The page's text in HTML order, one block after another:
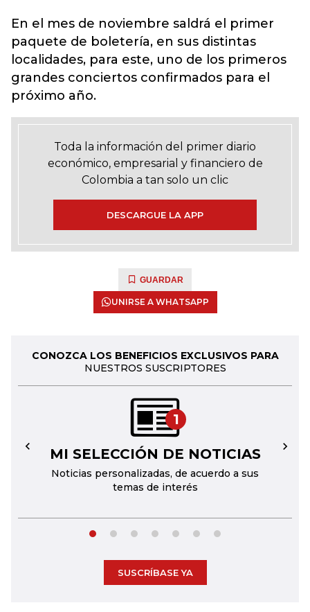
En el mes de noviembre saldrá el primer
paquete de boletería, en sus distintas
localidades, para este, uno de los primeros
grandes conciertos confirmados para el
próximo año.
Toda la información del primer diario
económico, empresarial y financiero de
Colombia a tan solo un clic
DESCARGUE LA APP
GUARDAR
UNIRSE A WHATSAPP
CONOZCA LOS BENEFICIOS EXCLUSIVOS PARA
NUESTROS SUSCRIPTORES
1
MI SELECCIÓN DE NOTICIAS
Noticias personalizadas, de acuerdo a sus
temas de interés
← →
SUSCRÍBASE YA